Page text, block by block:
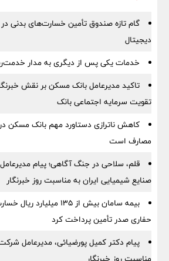
گام تازه صندوق تأمین خسارت‌های بدنی
دیجیتال
خدمات یکی پس از دیگری به مدار
تاکید مدیرعامل بانک مسکن بر نقش
تقویت سرمایه اجتماعی بانک
کاهش ناترازی دستاورد مهم بانک مسکن
مصارف است
قلم، سلاحی در جنگ آگاهی؛ پیام
صنایع شیمیایی ایران به مناسبت روز خبرنگار
بیمه سامان بیش از ۱۳۵
حفاری صدر تأمین پرداخت کرد
پیام دکتر کمیل پورضیائی، مدیرعامل